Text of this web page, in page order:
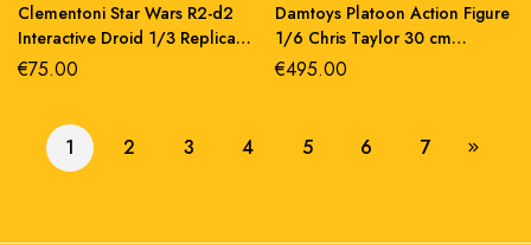
Clementoni Star Wars R2-d2
Interactive Droid 1/3 Replica
31 cm pvc
€75.00
Damtoys Platoon Action Figure
1/6 Chris Taylor 30 cm
pvc,stoffa doll
€495.00
1 2 3 4 5 6 7